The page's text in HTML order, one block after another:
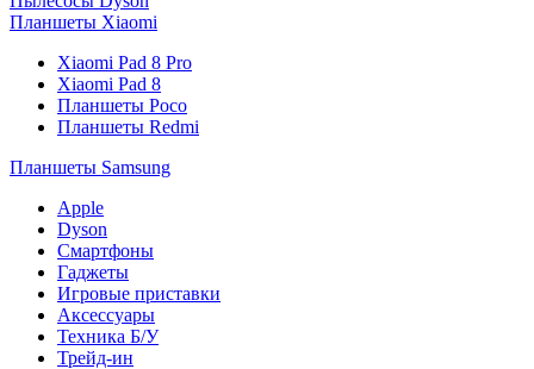
Планшеты Xiaomi
Xiaomi Pad 8 Pro
Xiaomi Pad 8
Планшеты Poco
Планшеты Redmi
Планшеты Samsung
Apple
Dyson
Смартфоны
Гаджеты
Игровые приставки
Аксессуары
Техника Б/У
Трейд-ин